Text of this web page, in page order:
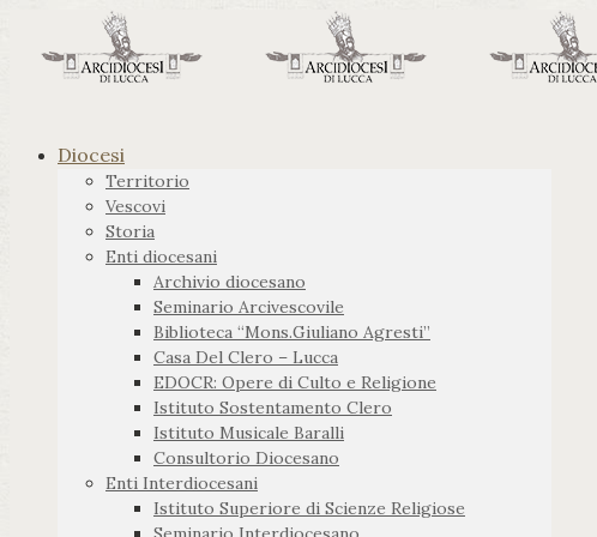
Diocesi
Territorio
Vescovi
Storia
Enti diocesani
Archivio diocesano
Seminario Arcivescovile
Biblioteca “Mons.Giuliano Agresti”
Casa Del Clero – Lucca
EDOCR: Opere di Culto e Religione
Istituto Sostentamento Clero
Istituto Musicale Baralli
Consultorio Diocesano
Enti Interdiocesani
Istituto Superiore di Scienze Religiose